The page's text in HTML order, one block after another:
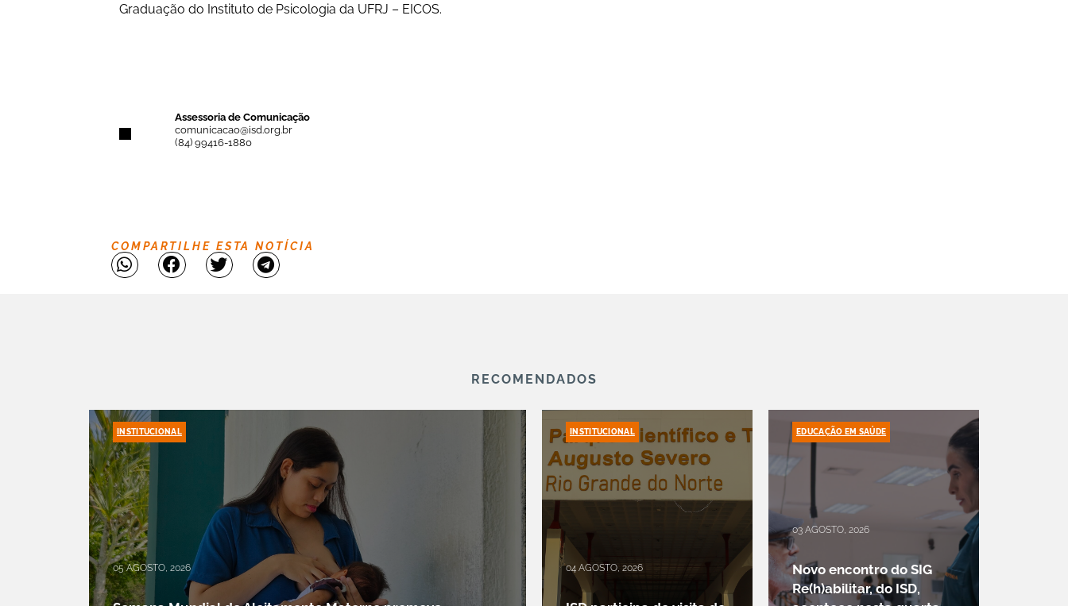
Graduação do Instituto de Psicologia da UFRJ – EICOS.
Assessoria de Comunicação
comunicacao@isd.org.br
(84) 99416-1880
COMPARTILHE ESTA NOTÍCIA
RECOMENDADOS
05 AGOSTO, 2026
INSTITUCIONAL
04 AGOSTO, 2026
INSTITUCIONAL
03 AGOSTO, 2026
Novo encontro do SIG
Re(h)abilitar, do ISD,
EDUCAÇÃO EM SAÚDE